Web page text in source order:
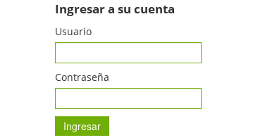
Ingresar a su cuenta
Usuario
Contraseña